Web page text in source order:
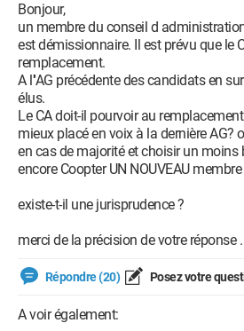
Bonjour,
un membre du conseil d
est démissionnaire. Il est prévu que le
remplacement.
A l''AG précédente des candidats en
élus.
Le CA doit-il pourvoir au
mieux placé en voix à la dernière AG?
en cas de majorité et choisir un moins
encore Coopter UN NOUVEAU membre
existe-t-il une jurisprudence ?
merci de la précision de votre réponse .
Répondre (20) Posez votre
A voir également: